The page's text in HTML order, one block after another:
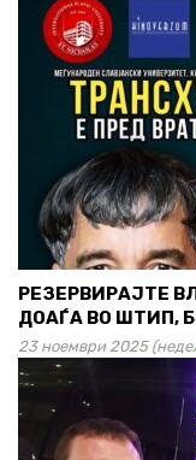
РЕЗЕРВИРАЈТЕ
ДОАЃА ВО ШТИП,
23 ноември 2025